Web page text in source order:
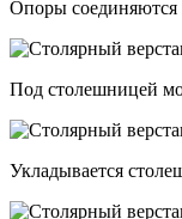
Опоры соединяются
Под столешницей
Укладывается